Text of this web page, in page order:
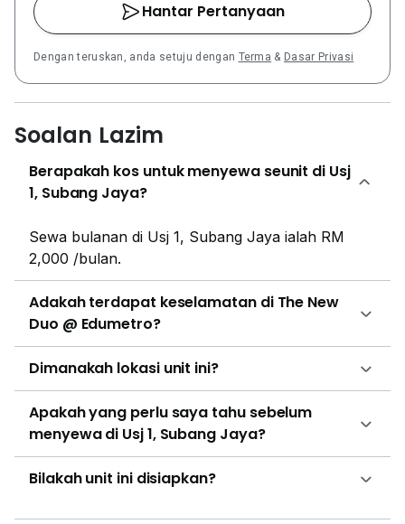
Hantar Pertanyaan
Dengan teruskan, anda setuju dengan Terma & Dasar Privasi
Soalan Lazim
Berapakah kos untuk menyewa seunit di Usj
1, Subang Jaya?
Sewa bulanan di Usj 1, Subang Jaya ialah RM
2,000 /bulan.
Adakah terdapat keselamatan di The New
Duo @ Edumetro?
Dimanakah lokasi unit ini?
Apakah yang perlu saya tahu sebelum
menyewa di Usj 1, Subang Jaya?
Bilakah unit ini disiapkan?